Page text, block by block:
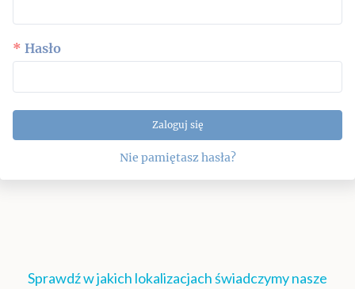
Hasło
Zaloguj się
Nie pamiętasz hasła?
Sprawdź w jakich lokalizacjach świadczymy nasze